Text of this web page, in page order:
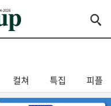
컬쳐 특집 피플